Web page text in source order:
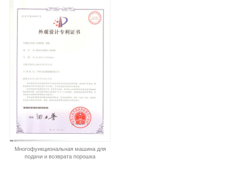
Многофункциональная машина для
подачи и возврата порошка